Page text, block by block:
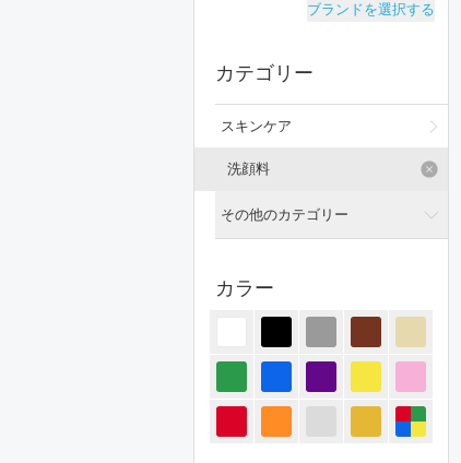
ブランドを選択する
カテゴリー
スキンケア
洗顔料
その他のカテゴリー
ジャケット/アウター
パンツ
オールインワン・サロペット
カラー